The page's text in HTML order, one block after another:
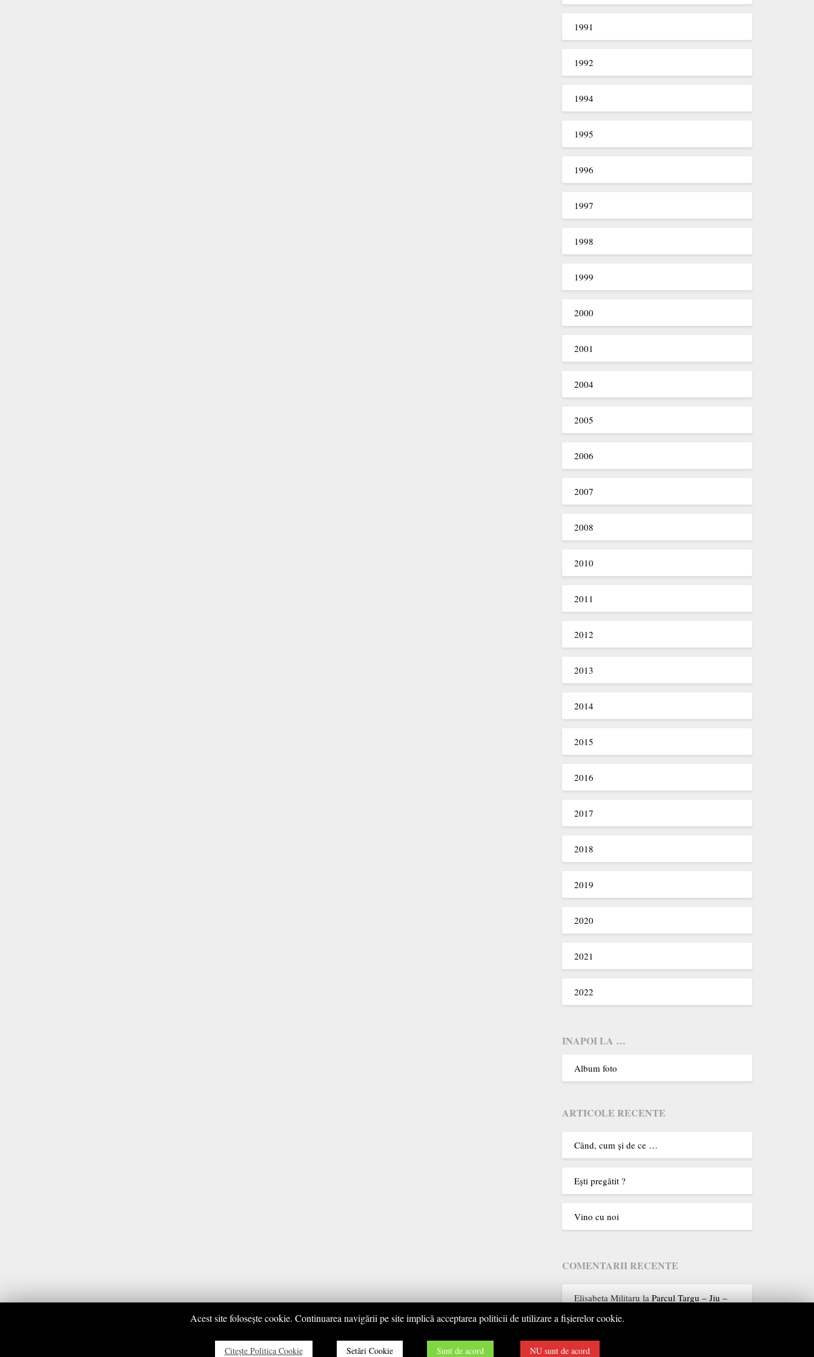
1991
1992
1994
1995
1996
1997
1998
1999
2000
2001
2004
2005
2006
2007
2008
2010
2011
2012
2013
2014
2015
2016
2017
2018
2019
2020
2021
2022
INAPOI LA …
Album foto
ARTICOLE RECENTE
Când, cum şi de ce …
Eşti pregătit ?
Vino cu noi
COMENTARII RECENTE
Elisabeta Militaru la Parcul Targu – Jiu –
Acest site foloseşte cookie. Continuarea navigării pe site implică acceptarea politicii de utilizare a fişierelor cookie.
Citeşte Politica Cookie Setări Cookie Sunt de acord NU sunt de acord